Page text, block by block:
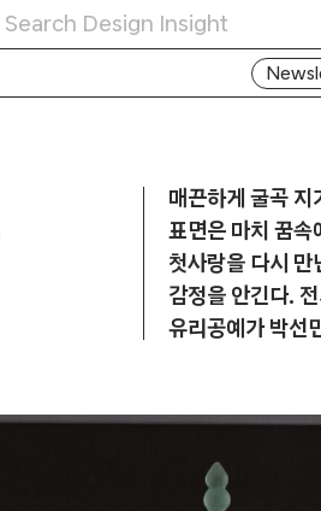
매끈하게 굴곡 지
표면은 마치 꿈속
첫사랑을 다시 만
감정을 안긴다.
유리공예가 박선